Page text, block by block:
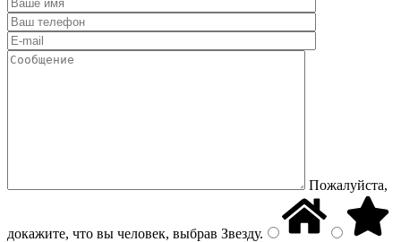
Пожалуйста,
докажите, что вы человек, выбрав Звезду.